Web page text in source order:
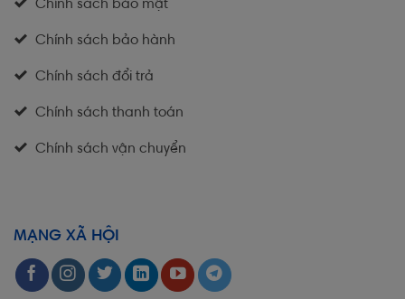
Chính sách bảo mật
Chính sách bảo hành
Chính sách đổi trả
Chính sách thanh toán
Chính sách vận chuyển
MẠNG XÃ HỘI